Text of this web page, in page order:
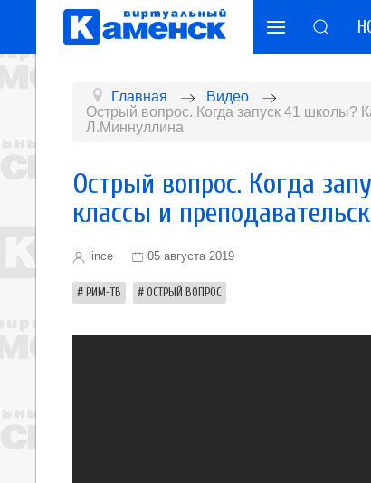
Главная
Видео
Острый вопрос. Когда запуск 41 школы?
Л.Миннуллина
Острый вопрос. Когда
классы и
lince 05 августа 2019
РИМ-ТВ ОСТРЫЙ ВОПРОС